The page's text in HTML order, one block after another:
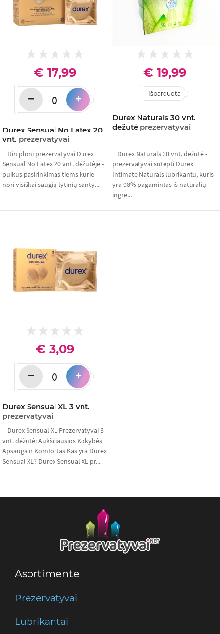
Durex Sensual No Latex 20
vnt. prezervatyvai
€ 17,99
− +
Itin ploni prezervatyvai Durex
Sensual No Latex 20 vnt. dėžutėje -
puikus pasirinkimas tiems kurie
nori visiškai saugių lytinių santy...
Durex Naturals 30 vnt.
dežutė prezervatyvai
€ 19,99
Išparduota
Durex Naturals 30 vnt. dežutė -
prezervatyvai sutepti Durex
Intimate Naturals lubrikantu, kuris
yra 98% pagamintas iš natūralių
ingre...
Durex Sensual XL 3 vnt.
prezervatyvai
€ 3,09
− +
Durex Sensual XL Prezervatyvai 3
vnt. dėžutė: Aukščiausios Kokybės
Apsauga ir Komfortas Kas yra Durex
Sensual XL? Durex Sensual XL pr...
Asortimente
Prezervatyvai
Lubrikantai